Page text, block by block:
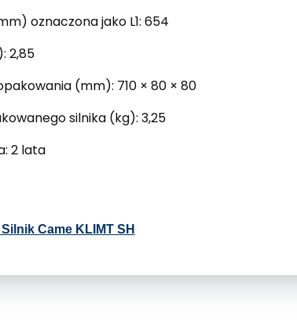
oznaczona jako L1: 654
2,85
(mm): 710 × 80 × 80
silnika (kg): 3,25
2 lata
Came KLIMT SH